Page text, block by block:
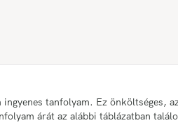
ingyenes tanfolyam. Ez önköltséges,
árát az alábbi táblázatban